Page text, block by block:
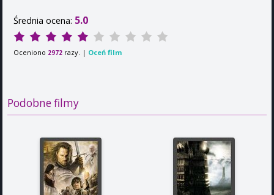
Średnia ocena: 5.0
Oceniono 2972 razy. | Oceń film
Podobne filmy